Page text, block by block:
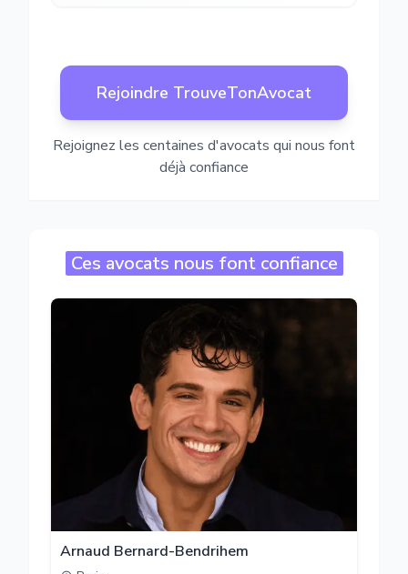
Rejoindre TrouveTonAvocat
Rejoignez les centaines d'avocats qui nous font
déjà confiance
Ces avocats nous font confiance
Arnaud Bernard-Bendrihem